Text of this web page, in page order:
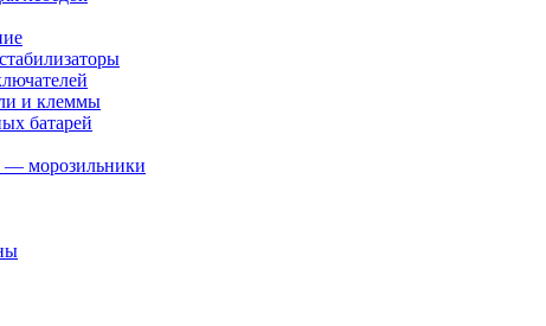
и клеммы
батарей
— морозильники